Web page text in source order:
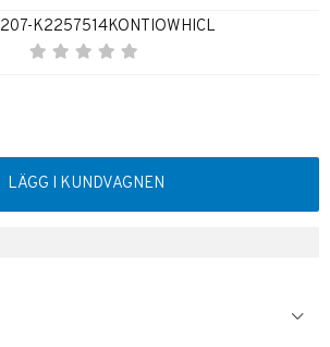
207-K2257514KONTIOWHICL
LÄGG I KUNDVAGNEN